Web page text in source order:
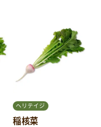
ヘリテイジ
稲核菜